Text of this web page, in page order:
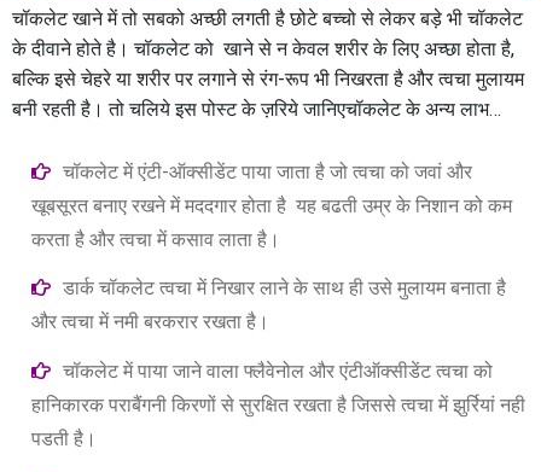
चॉकलेट खाने में तो सबको अच्छी लगती है छोटे बच्चो से लेकर बड़े भी चॉकलेट
के दीवाने होते है। चॉकलेट को खाने से न केवल शरीर के लिए अच्छा होता है,
बल्कि इसे चेहरे या शरीर पर लगाने से रंग-रूप भी निखरता है और त्वचा मुलायम
बनी रहती है। तो चलिये इस पोस्ट के ज़रिये जानिएचॉकलेट के अन्य लाभ…
चॉकलेट में एंटी-ऑक्सीडेंट पाया जाता है जो त्वचा को जवां और
खूबसूरत बनाए रखने में मददगार होता है यह बढती उम्र के निशान को कम
करता है और त्वचा में कसाव लाता है।
डार्क चॉकलेट त्वचा में निखार लाने के साथ ही उसे मुलायम बनाता है
और त्वचा में नमी बरकरार रखता है।
चॉकलेट में पाया जाने वाला फ्लैवेनोल और एंटीऑक्सीडेंट त्वचा को
हानिकारक पराबैंगनी किरणों से सुरक्षित रखता है जिससे त्वचा में झुर्रियां नही
पडती है।